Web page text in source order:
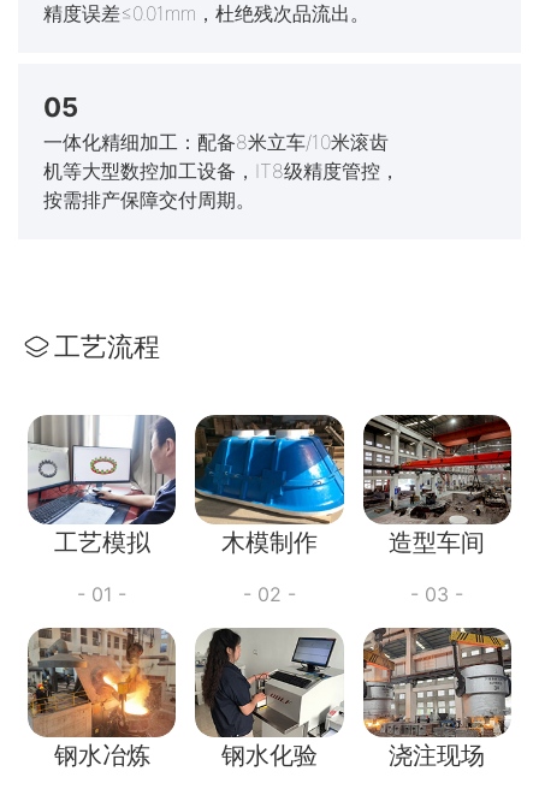
精度误差≤0.01mm，杜绝残次品流出。
05
一体化精细加工：配备8米立车/10米滚齿
机等大型数控加工设备，IT8级精度管控，
按需排产保障交付周期。
工艺流程
工艺模拟
- 01 -
木模制作
- 02 -
造型车间
- 03 -
钢水冶炼 钢水化验 浇注现场